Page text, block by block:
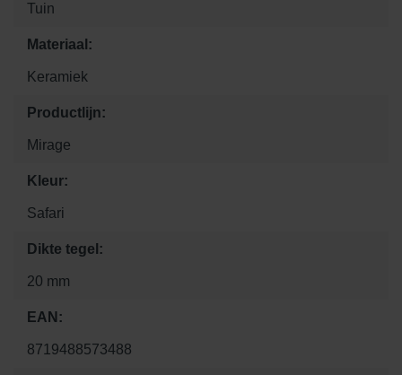
Tuin
Materiaal:
Keramiek
Productlijn:
Mirage
Kleur:
Safari
Dikte tegel:
20 mm
EAN:
8719488573488